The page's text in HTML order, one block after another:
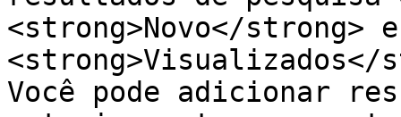
<strong>Novo</strong> e
Você pode adicionar